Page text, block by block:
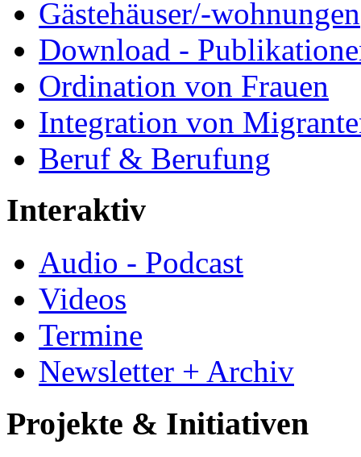
Gästehäuser/-wohnungen
Download -
Ordination von Frauen
Integration von
Beruf & Berufung
Interaktiv
Audio - Podcast
Videos
Termine
Newsletter + Archiv
Projekte & Initiativen